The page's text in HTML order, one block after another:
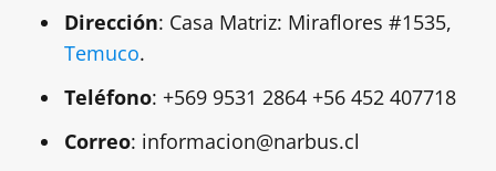
Dirección: Casa Matriz: Miraflores #1535,
Temuco.
Teléfono: +569 9531 2864 +56 452 407718
Correo: informacion@narbus.cl